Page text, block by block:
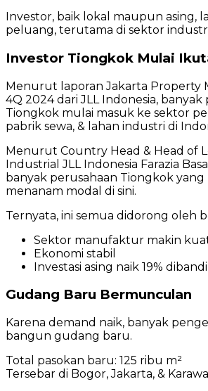
Investor, baik lokal maupun asing,
peluang, terutama di sektor
Investor Tiongkok Mulai
Menurut laporan Jakarta Property
4Q 2024 dari JLL Indonesia, banyak
Tiongkok mulai masuk ke sektor
pabrik sewa, & lahan industri di
Menurut Country Head & Head of
Industrial JLL Indonesia Farazia
banyak perusahaan Tiongkok
menanam modal di sini.
Ternyata, ini semua didorong oleh
Sektor manufaktur makin
Ekonomi stabil
Investasi asing naik 19%
Gudang Baru Bermunculan
Karena demand naik, banyak
bangun gudang baru.
Total pasokan baru: 125 ribu m²
Tersebar di Bogor, Jakarta, &